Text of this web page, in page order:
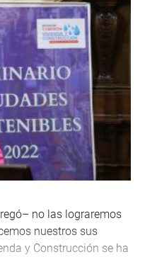
no las lograremos
nuestros sus
y Construcción se ha